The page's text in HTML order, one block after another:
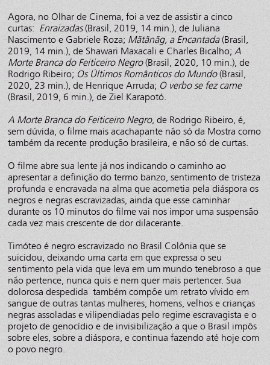
Agora, no Olhar de Cinema, foi a vez de assistir a cinco
curtas: Enraizadas(Brasil, 2019, 14 min.), de Juliana
Nascimento e Gabriele Roza; Mãtãnãg, a Encantada(Brasil,
2019, 14 min.), de Shawari Maxacali e Charles Bicalho; A
Morte Branca do Feiticeiro Negro(Brasil, 2020, 10 min.), de
Rodrigo Ribeiro; Os Últimos Românticos do Mundo(Brasil,
2020, 23 min.), de Henrique Arruda; O verbo se fez carne
(Brasil, 2019, 6 min.), de Ziel Karapotó.
A Morte Branca do Feiticeiro Negro, de Rodrigo Ribeiro, é,
sem dúvida, o filme mais acachapante não só da Mostra como
também da recente produção brasileira, e não só de curtas.
O filme abre sua lente já nos indicando o caminho ao
apresentar a definição do termo banzo, sentimento de tristeza
profunda e encravada na alma que acometia pela diáspora os
negros e negras escravizadas, ainda que esse caminhar
durante os 10 minutos do filme vai nos impor uma suspensão
cada vez mais crescente de dor dilacerante.
Timóteo é negro escravizado no Brasil Colônia que se
suicidou, deixando uma carta em que expressa o seu
sentimento pela vida que leva em um mundo tenebroso a que
não pertence, nunca quis e nem quer mais pertencer. Sua
dolorosa despedida também compõe um retrato vívido em
sangue de outras tantas mulheres, homens, velhos e crianças
negras assoladas e vilipendiadas pelo regime escravagista e o
projeto de genocídio e de invisibilização a que o Brasil impôs
sobre eles, sobre a diáspora, e continua fazendo até hoje com
o povo negro.